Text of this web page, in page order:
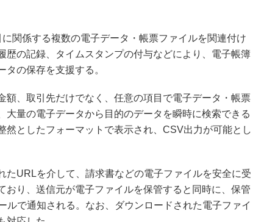
関係する複数の電子データ・帳票ファイルを関連付け
歴の記録、タイムスタンプの付与などにより、電子帳簿
タの保存を支援する。
、取引先だけでなく、任意の項目で電子データ・帳票
大量の電子データから目的のデータを瞬時に検索できる
然としたフォーマットで表示され、CSV出力が可能とし
URLを介して、請求書などの電子ファイルを安全に受
おり、送信元が電子ファイルを保管すると同時に、保管
ルで通知される。なお、ダウンロードされた電子ファイ